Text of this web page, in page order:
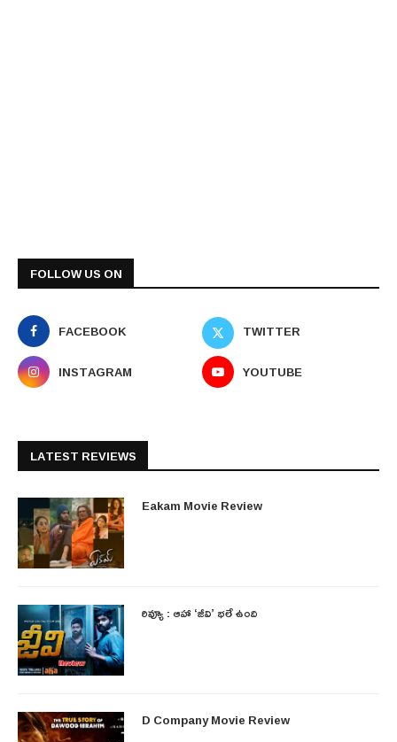
FOLLOW US ON
FACEBOOK
TWITTER
INSTAGRAM
YOUTUBE
LATEST REVIEWS
Eakam Movie Review
రివ్యూ : ఆహా ‘జీవి’ భలే ఉంది
D Company Movie Review